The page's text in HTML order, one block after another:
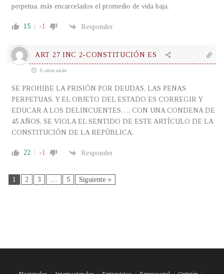
perpetua, más encarcelados el promedio de vida baja.
15 -1 Responder
ART 27 INC 2-CONSTITUCIÓN ES
6 años atrás
SE PROHIBE LA PRISIÓN POR DEUDAS, LAS PENAS
PERPETUAS, Y EL OBJETO DEL ESTADO ES CORREGIR Y
EDUCAR A LOS DELINCUENTES…, CON UNA CONDENA DE
45 AÑOS, SE VIOLA EL SENTIDO DE ESTE ARTÍCULO DE LA
CONSTITUCIÓN DE LA REPÚBLICA.
22 -1 Responder
1 2 3 … 5 Siguiente »